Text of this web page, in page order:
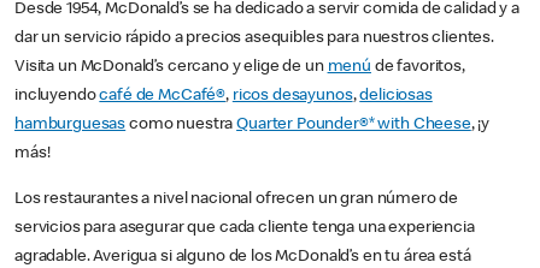
Desde 1954, McDonald’s se ha dedicado a servir comida de calidad y a
dar un servicio rápido a precios asequibles para nuestros clientes.
Visita un McDonald’s cercano y elige de un menú de favoritos,
incluyendocafé de McCafé®, ricos desayunos,deliciosas
hamburguesas como nuestraQuarter Pounder®* with Cheese, ¡y
más!
Los restaurantes a nivel nacional ofrecen un gran número de
servicios para asegurar que cada cliente tenga una experiencia
agradable. Averigua si alguno de los McDonald’s en tu área está